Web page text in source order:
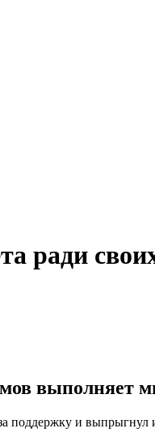
ради
выполняет
поддержку и выпрыгнул